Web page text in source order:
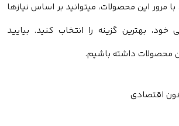
با مرور این محصولات، میتوانید بر اساس نیازها
بهترین گزینه را انتخاب کنید. بیایید
محصولات داشته باشیم.